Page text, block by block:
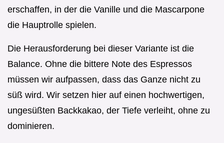
erschaffen, in der die Vanille und die Mascarpone
die Hauptrolle spielen.
Die Herausforderung bei dieser Variante ist die
Balance. Ohne die bittere Note des Espressos
müssen wir aufpassen, dass das Ganze nicht zu
süß wird. Wir setzen hier auf einen hochwertigen,
ungesüßten Backkakao, der Tiefe verleiht, ohne zu
dominieren.